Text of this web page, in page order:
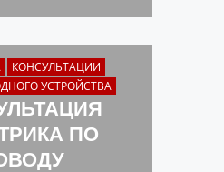
КОНСУЛЬТАЦИИ
УСТРОЙСТВА
ПО